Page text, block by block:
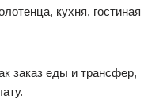
кухня, гостиная
заказ еды и трансфер,